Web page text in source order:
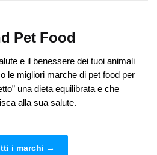
Pet Food
e il benessere dei tuoi animali
le migliori marche di pet food per
una dieta equilibrata e che
alla sua salute.
i marchi →